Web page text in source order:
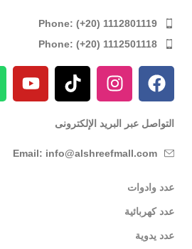
Phone: (+20) 1112801119
Phone: (+20) 1112501118
التواصل عبر البريد الإلكترونى
Email: info@alshreefmall.com
عدد وادوات
عدد كهربائية
عدد يدوية